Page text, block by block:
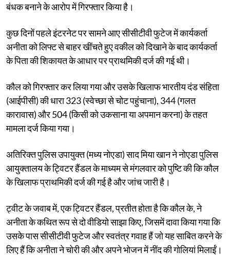
बंधक बनाने के आरोप में गिरफ्तार किया है।
कुछ दिनों पहले इंटरनेट पर सामने आए सीसीटीवी फुटेज में कार्यकर्ता
अनीता को लिफ्ट से बाहर खींचते हुए वकील को दिखाने के बाद कार्यकर्ता
के पिता की शिकायत के आधार पर प्राथमिकी दर्ज की गई थी।
कौल को गिरफ्तार कर लिया गया और उसके खिलाफ भारतीय दंड संहिता
(आईपीसी) की धारा 323 (स्वेच्छा से चोट पहुंचाना), 344 (गलत
कारावास) और 504 (किसी को उकसाना या अपमान करना) के तहत
मामला दर्ज किया गया।
अतिरिक्त पुलिस उपायुक्त (मध्य नोएडा) साद मिया खान ने नोएडा पुलिस
आयुक्तालय के ट्विटर हैंडल के माध्यम से मंगलवार को पुष्टि की कि कौल
के खिलाफ प्राथमिकी दर्ज की गई है और जांच जारी है।
ट्वीट के जवाब में, एक ट्विटर हैंडल, प्रतीत होता है कि कौल के, ने
अनीता के कथित रूप से दो वीडियो साझा किए, जिसमें दावा किया गया कि
उसके पास सीसीटीवी फुटेज और स्वतंत्र गवाह हैं जो यह साबित करने के
लिए हैं कि अनीता ने चोरी की और अपने भोजन में नींद की गोलियां मिलाईं।